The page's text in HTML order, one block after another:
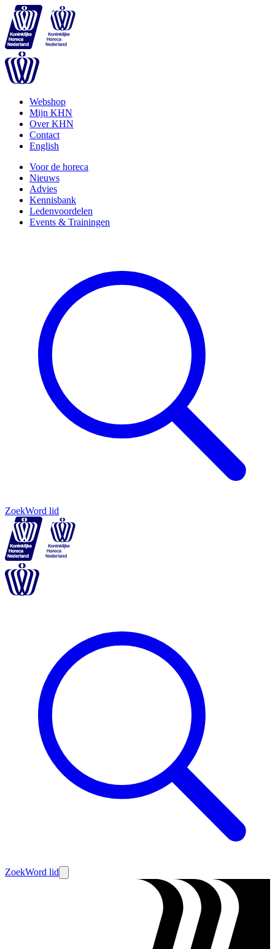
Webshop
Mijn KHN
Over KHN
Contact
English
Voor de horeca
Nieuws
Advies
Kennisbank
Ledenvoordelen
Events & Trainingen
ZoekWord lid
ZoekWord lid